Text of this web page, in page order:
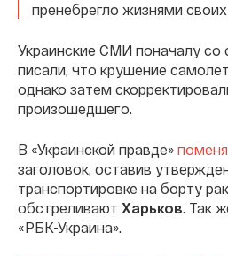
пренебрегло жизнями
Украинские СМИ поначалу со
писали, что крушение
однако затем
произошедшего.
В «Украинской правде»
заголовок, оставив
транспортировке на борту
обстреливают Харьков. Так
«РБК-Украина».